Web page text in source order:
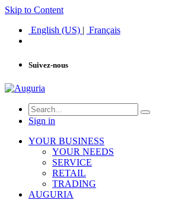
Skip to Content
English (US) | Français
Suivez-nous
Sign in
YOUR BUSINESS
YOUR NEEDS
SERVICE
RETAIL
TRADING
AUGURIA